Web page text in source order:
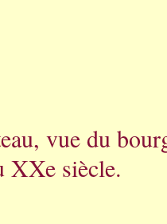
vue du
XXe siècle.